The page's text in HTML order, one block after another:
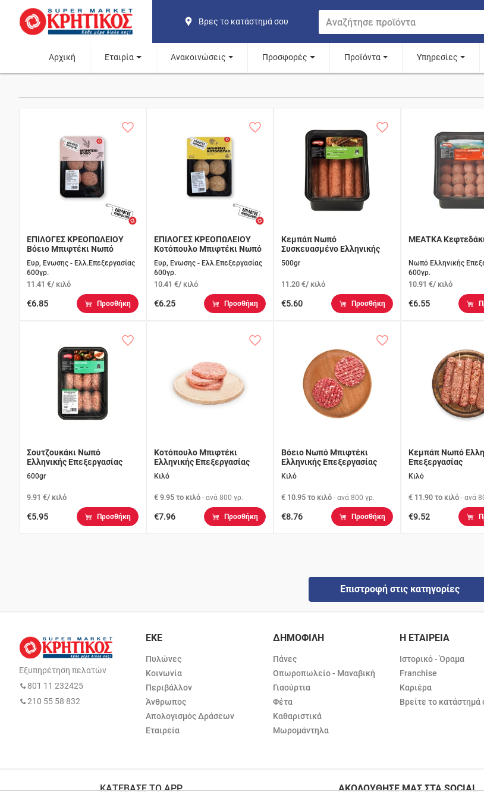
Βρες το κατάστημά σου
Αρχική Εταιρία Ανακοινώσεις Προσφορές Προϊόντα Υπηρεσίες
ΕΠΙΛΟΓΕΣ ΚΡΕΟΠΩΛΕΙΟΥ
Βόειο Μπιφτέκι Νωπό
Ευρ, Ενωσης - Ελλ.Επεξεργασίας
600γρ.
11.41 €/ κιλό
€6.85 Προσθήκη
ΕΠΙΛΟΓΕΣ ΚΡΕΟΠΩΛΕΙΟΥ
Κοτόπουλο Μπιφτέκι Νωπό
Ευρ, Ενωσης - Ελλ.Επεξεργασίας
600γρ.
10.41 €/ κιλό
€6.25 Προσθήκη
Κεμπάπ Νωπό
Συσκευασμένο Ελληνικής
Επεξεργασίας
500gr
11.20 €/ κιλό
€5.60 Προσθήκη
ΜΕΑΤΚΑ
Νωπό Ελληνικής
600γρ.
10.91 €/ κιλό
€6.55
Σουτζουκάκι Νωπό
Ελληνικής Επεξεργασίας
600gr
9.91 €/ κιλό
€5.95 Προσθήκη
Κοτόπουλο Μπιφτέκι
Ελληνικής Επεξεργασίας
Κιλό
€ 9.95 το κιλό - ανά 800 γρ.
€7.96 Προσθήκη
Βόειο Νωπό Μπιφτέκι
Ελληνικής Επεξεργασίας
Κιλό
€ 10.95 το κιλό - ανά 800 γρ.
€8.76 Προσθήκη
Κεμπάπ Νωπό
Επεξεργασίας
Κιλό
€ 11.90 το κιλό - ανά
€9.52
Επιστροφή στις κατηγορίες
Εξυπηρέτηση πελατών
801 11 232425
210 55 58 832
ΕΚΕ
Πυλώνες
Κοινωνία
Περιβάλλον
Άνθρωπος
Απολογισμός Δράσεων
Εταιρεία
ΔΗΜΟΦΙΛΗ
Πάνες
Οπωροπωλείο - Μαναβική
Γιαούρτια
Φέτα
Καθαριστικά
Μωρομάντηλα
Η ΕΤΑΙΡΕΙΑ
Ιστορικό - Όραμα
Franchise
Καριέρα
Βρείτε το κατάστημά
ΚΑΤΕΒΑΣΕ ΤΟ APP ΑΚΟΛΟΥΘΗΣΕ ΜΑΣ ΣΤΑ SOCIAL